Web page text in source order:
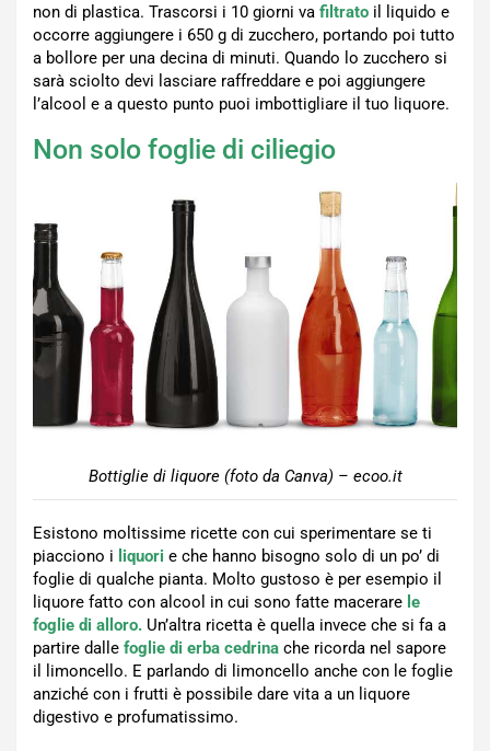
non di plastica. Trascorsi i 10 giorni va filtrato il liquido e
occorre aggiungere i 650 g di zucchero, portando poi tutto
a bollore per una decina di minuti. Quando lo zucchero si
sarà sciolto devi lasciare raffreddare e poi aggiungere
l’alcool e a questo punto puoi imbottigliare il tuo liquore.
Non solo foglie di ciliegio
Bottiglie di liquore (foto da Canva) – ecoo.it
Esistono moltissime ricette con cui sperimentare se ti
piacciono i liquori e che hanno bisogno solo di un po’ di
foglie di qualche pianta. Molto gustoso è per esempio il
liquore fatto con alcool in cui sono fatte macerare le
foglie di alloro. Un’altra ricetta è quella invece che si fa a
partire dalle foglie di erba cedrina che ricorda nel sapore
il limoncello. E parlando di limoncello anche con le foglie
anziché con i frutti è possibile dare vita a un liquore
digestivo e profumatissimo.